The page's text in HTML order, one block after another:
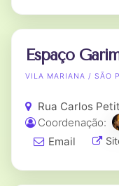
Espaço
VILA MARIANA / SÃO
Rua Carlos
Coordenação:
Email